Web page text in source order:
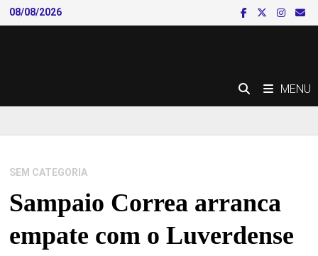
Skip
to
08/08/2026
MENU
SEM CATEGORIA
Sampaio Correa arranca
empate com o Luverdense